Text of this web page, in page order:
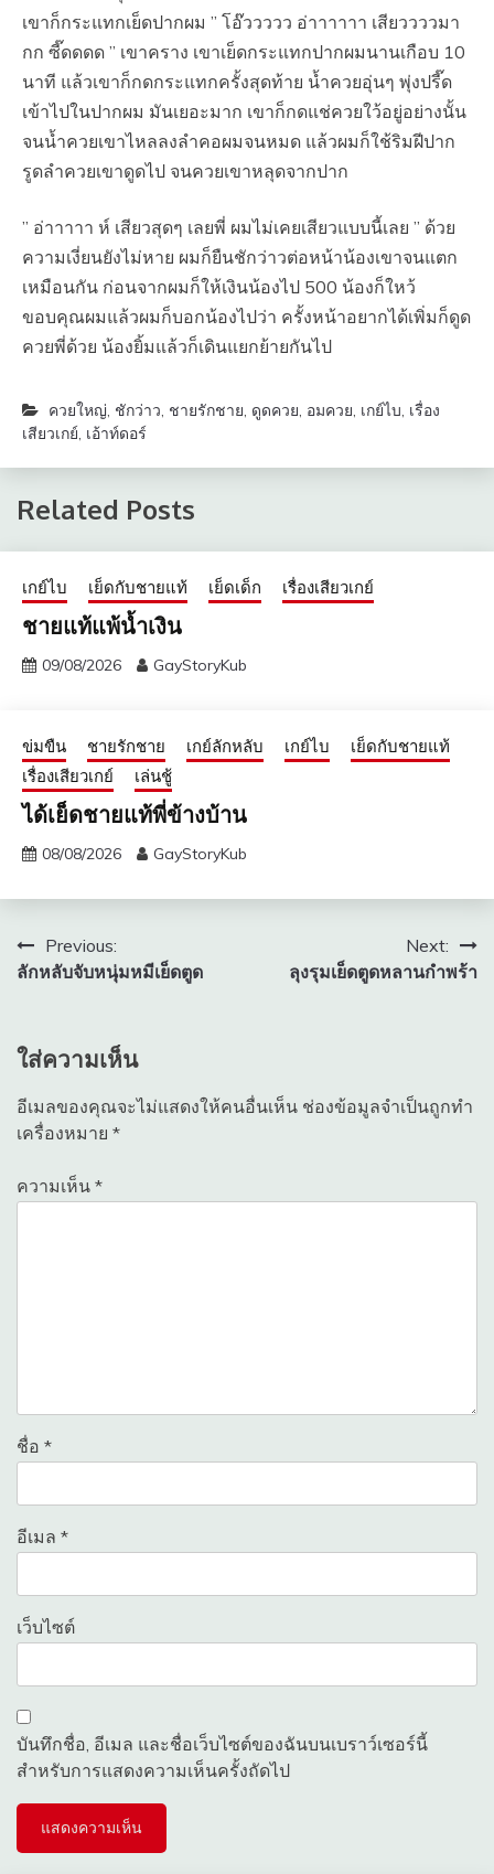
เขาก็กระแทกเย็ดปากผม ” โอ๊ววววว อ่าาาาาา เสียววววมา
กก ซี๊ดดดด ” เขาคราง เขาเย็ดกระแทกปากผมนานเกือบ 10
นาที แล้วเขาก็กดกระแทกครั้งสุดท้าย นํ้าควยอุ่นๆ พุ่งปรี๊ด
เข้าไปในปากผม มันเยอะมาก เขาก็กดแช่ควยใว้อยู่อย่างนั้น
จนนํ้าควยเขาไหลลงลำคอผมจนหมด แล้วผมก็ใช้ริมฝีปาก
รูดลำควยเขาดูดไป จนควยเขาหลุดจากปาก
” อ่าาาาา ห์ เสียวสุดๆ เลยพี่ ผมไม่เคยเสียวแบบนี้เลย ” ด้วย
ความเงี่ยนยังไม่หาย ผมก็ยืนชักว่าวต่อหน้าน้องเขาจนแตก
เหมือนกัน ก่อนจากผมก็ให้เงินน้องไป 500 น้องก็ใหว้
ขอบคุณผมแล้วผมก็บอกน้องไปว่า ครั้งหน้าอยากได้เพิ่มก็ดูด
ควยพี่ด้วย น้องยิ้มแล้วก็เดินแยกย้ายกันไป
ควยใหญ่, ชักว่าว, ชายรักชาย, ดูดควย, อมควย, เกย์ไบ, เรื่อง
เสียวเกย์, เอ้าท์ดอร์
Related Posts
เกย์ไบ เย็ดกับชายแท้ เย็ดเด็ก เรื่องเสียวเกย์
ชายแท้แพ้น้ำเงิน
09/08/2026 GayStoryKub
ข่มขืน ชายรักชาย เกย์ลักหลับ เกย์ไบ
เย็ดกับชายแท้
เรื่องเสียวเกย์
เล่นชู้
ได้เย็ดชายแท้พี่ข้างบ้าน
08/08/2026 GayStoryKub
แนะแนว
เรื่อง
Previous:
ลักหลับจับหนุ่มหมีเย็ดตูด
Next:
ลุงรุมเย็ดตูดหลานกำพร้า
ใส่ความเห็น
อีเมลของคุณจะไม่แสดงให้คนอื่นเห็น ช่องข้อมูลจำเป็นถูกทำ
เครื่องหมาย *
ความเห็น *
ชื่อ *
อีเมล *
เว็บไซต์
บันทึกชื่อ, อีเมล และชื่อเว็บไซต์ของฉันบนเบราว์เซอร์นี้
สำหรับการแสดงความเห็นครั้งถัดไป